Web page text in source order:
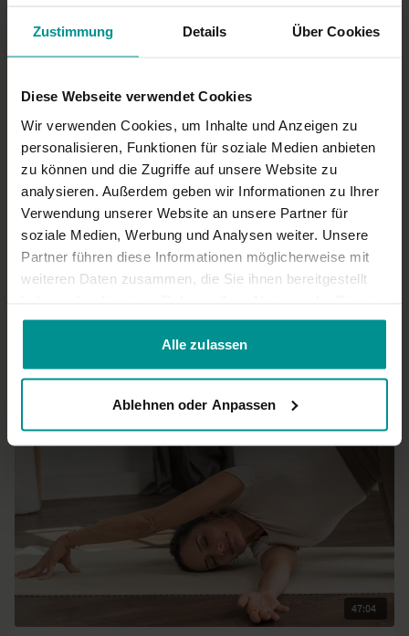
Zustimmung Details Über Cookies
Diese Webseite verwendet Cookies
Wir verwenden Cookies, um Inhalte und Anzeigen zu
personalisieren, Funktionen für soziale Medien anbieten
zu können und die Zugriffe auf unsere Website zu
analysieren. Außerdem geben wir Informationen zu Ihrer
Verwendung unserer Website an unsere Partner für
soziale Medien, Werbung und Analysen weiter. Unsere
Partner führen diese Informationen möglicherweise mit
weiteren Daten zusammen, die Sie ihnen bereitgestellt
gesammelt haben.
Alle zulassen
Ablehnen oder Anpassen
0
Nina hat eine ruhige angenehme Stimme und hat dennoch
ein gutes Tempo in den Asanas. Hier insgesamt ruhigere
strechy Praxis. Vielen Dank!
0
Janni Dezember 20, 2025
wundervoll!!!
0
Ähnliche Videos
47:04